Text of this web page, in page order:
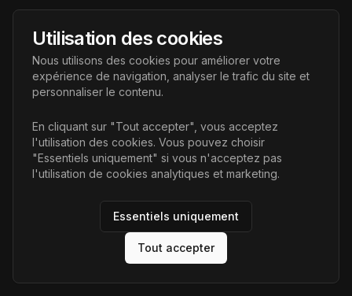
AI Futur
Portail de l'avenir de l'intelligence artificielle, vous aidant à
découvrir les dernières technologies IA.
Liens
Accueil
Articles
AI Futur. Tous droits réservés.
Utilisation des cookies
Nous utilisons des cookies pour améliorer votre
expérience de navigation, analyser le trafic du site et
personnaliser le contenu.
En cliquant sur "Tout accepter", vous acceptez
l'utilisation des cookies. Vous pouvez choisir
"Essentiels uniquement" si vous n'acceptez pas
l'utilisation de cookies analytiques et marketing.
Essentiels uniquement
Tout accepter